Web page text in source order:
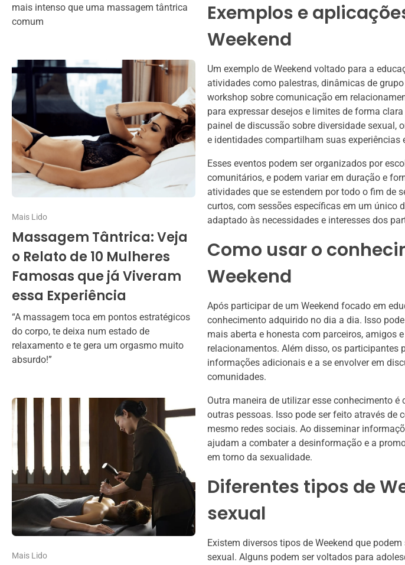
mais intenso que uma massagem tântrica
comum
Mais Lido
Massagem Tântrica: Veja
o Relato de 10 Mulheres
Famosas que já Viveram
essa Experiência
“A massagem toca em pontos estratégicos
do corpo, te deixa num estado de
relaxamento e te gera um orgasmo muito
absurdo!”
Mais Lido
Exemplos e
Weekend
Um exemplo de Weekend voltado para a
atividades como palestras, dinâmicas de
workshop sobre comunicação em
para expressar desejos e limites de forma
painel de discussão sobre diversidade sexual,
e identidades compartilham suas experiências
Esses eventos podem ser organizados por
comunitários, e podem variar em duração e
atividades que se estendem por todo o fim de
curtos, com sessões específicas em um único
adaptado às necessidades e interesses dos
Como usar o
Weekend
Após participar de um Weekend focado em
conhecimento adquirido no dia a dia. Isso
mais aberta e honesta com parceiros, amigos
relacionamentos. Além disso, os
informações adicionais e a se envolver em
comunidades.
Outra maneira de utilizar esse conhecimento
outras pessoas. Isso pode ser feito através de
mesmo redes sociais. Ao disseminar
ajudam a combater a desinformação e a
em torno da sexualidade.
Diferentes tipos de
sexual
Existem diversos tipos de Weekend que
sexual. Alguns podem ser voltados para